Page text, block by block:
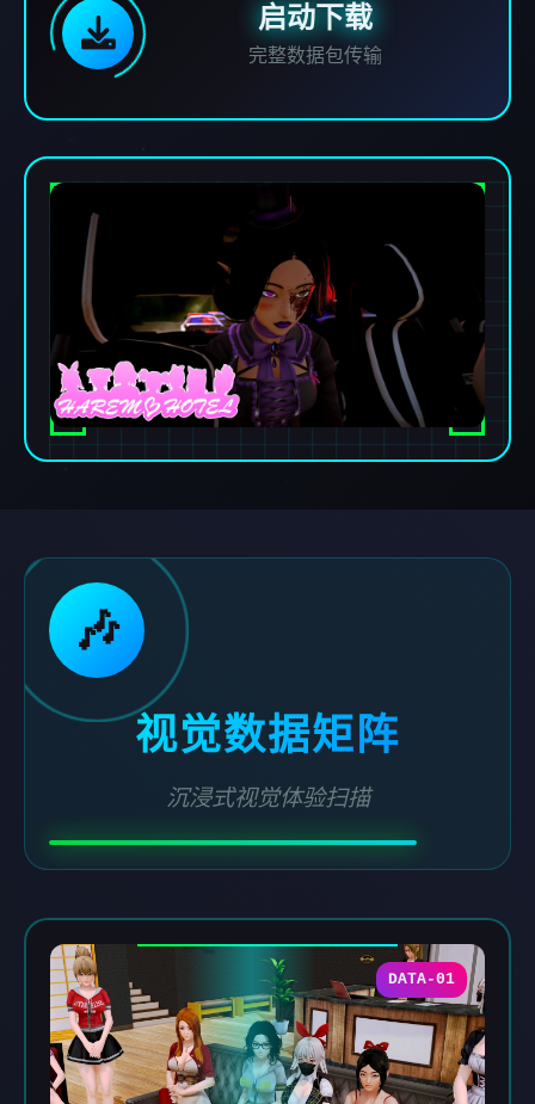
启动下载
完整数据包传输
🎶
视觉数据矩阵
沉浸式视觉体验扫描
DATA-01